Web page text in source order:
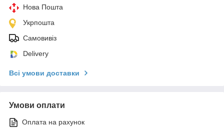
Нова Пошта
Укрпошта
Самовивіз
Delivery
Всі умови доставки
Умови оплати
Оплата на рахунок